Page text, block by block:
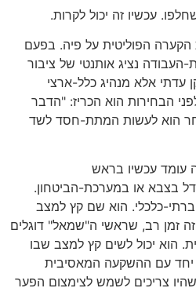
עכשיו זה יכול לקרות.
הפוליטית על פיה. בפעם
נציג אותנטי של ציבור
עדתי אלא מנהיג כלל-ארצי
הבחירות הוא הכריז: "הדבר
הוא לעשות המתת-חסד לשד
מזה 30 שנה עומד עכשיו בראש
בצבא או במערכת-הביטחון.
כלכלי. הוא שם קץ למצב
זמן רב, שראשי ה"שמאל" דוגלים
הוא יכול לשים קץ למצב שבו
יחד עם ההשקעה המאסיבית
צריכים לשמש לצימצום הפער